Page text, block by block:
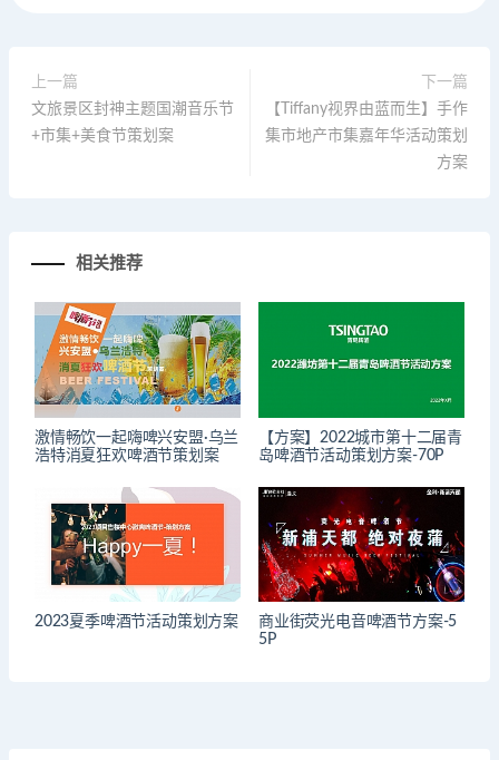
上一篇
文旅景区封神主题国潮音乐节
+市集+美食节策划案
下一篇
【Tiffany视界由蓝而生】手作
集市地产市集嘉年华活动策划
方案
相关推荐
激情畅饮一起嗨啤兴安盟·乌兰
浩特消夏狂欢啤酒节策划案
【方案】2022城市第十二届青
岛啤酒节活动策划方案-70P
2023夏季啤酒节活动策划方案
商业街荧光电音啤酒节方案-5
5P